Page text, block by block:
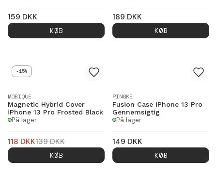
159 DKK
KØB
189 DKK
KØB
-15%
MOBIQUE
Magnetic Hybrid Cover
iPhone 13 Pro Frosted Black
På lager
118 DKK139DKK
KØB
RINGKE
Fusion Case iPhone 13 Pro
Gennemsigtig
På lager
149 DKK
KØB